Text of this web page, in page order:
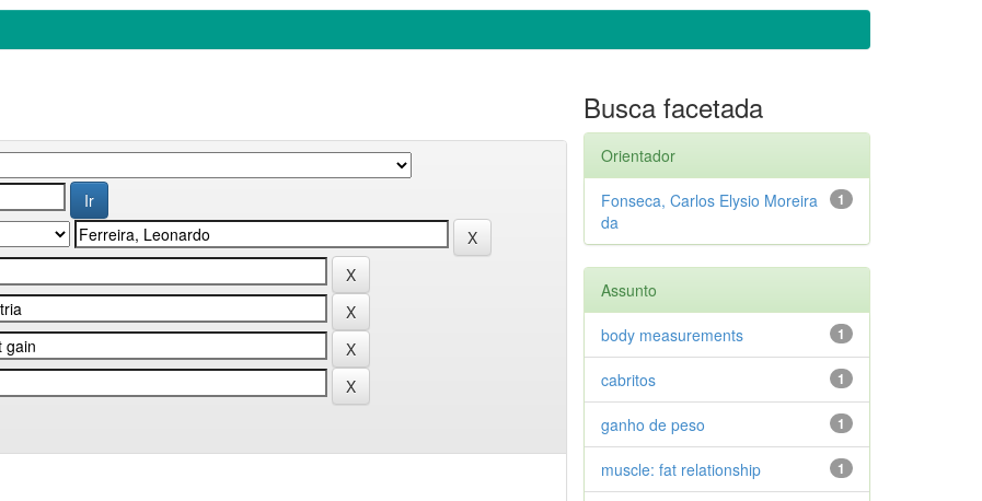
Busca facetada
Orientador
1
Fonseca, Carlos Elysio Moreira
da
Assunto
1
body measurements
1
cabritos
1
ganho de peso
1
muscle: fat relationship